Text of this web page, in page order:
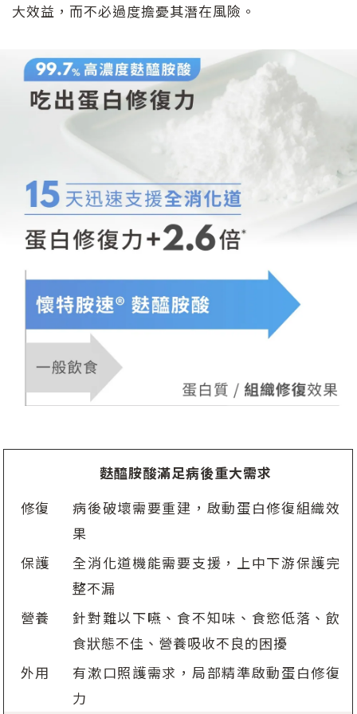
大效益，而不必過度擔憂其潛在風險。
麩醯胺酸滿足病後重大需求
修復
病後破壞需要重建，啟動蛋白修復組織效
果
保護
全消化道機能需要支援，上中下游保護完
整不漏
營養
針對難以下嚥、食不知味、食慾低落、飲
食狀態不佳、營養吸收不良的困擾
外用
有漱口照護需求，局部精準啟動蛋白修復
力